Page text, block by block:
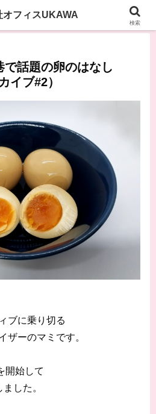
で話題の卵のはなし
イブ#2）
ブに乗り切る
ザーのマミです。
開始して
した。
オフィスUKAWA
検索